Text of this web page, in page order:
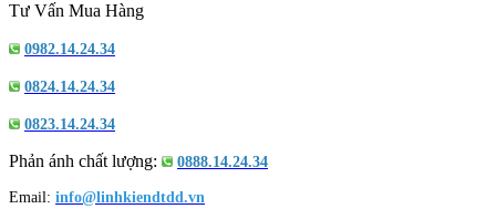
Tư Vấn Mua Hàng
0982.14.24.34
0824.14.24.34
0823.14.24.34
Phản ánh chất lượng: 0888.14.24.34
Email: info@linhkiendtdd.vn